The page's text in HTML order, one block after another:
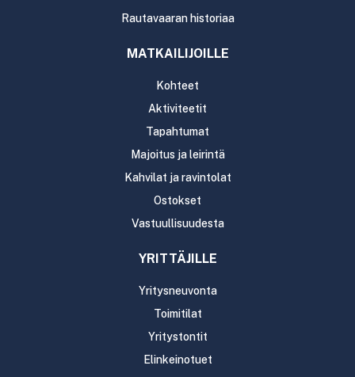
Rautavaaran historiaa
MATKAILIJOILLE
Kohteet
Aktiviteetit
Tapahtumat
Majoitus ja leirintä
Kahvilat ja ravintolat
Ostokset
Vastuullisuudesta
YRITTÄJILLE
Yritysneuvonta
Toimitilat
Yritystontit
Elinkeinotuet